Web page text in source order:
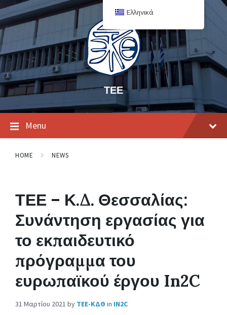
ΤΕΕ
Menu
HOME NEWS
ΤΕΕ – Κ.Δ. Θεσσαλίας:
Συνάντηση εργασίας για
το εκπαιδευτικό
πρόγραμμα του
ευρωπαϊκού έργου In2C
31 Μαρτίου 2021 by ΤΕΕ-ΚΔΘ in IN2C
Ελληνικά